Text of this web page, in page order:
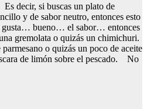
decir, si buscas un plato de
y de sabor neutro, entonces esto
bueno… el sabor… entonces
gremolata o quizás un chimichuri.
o quizás un poco de aceite
de limón sobre el pescado. No